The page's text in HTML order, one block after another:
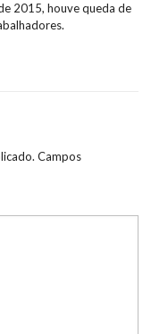
2015, houve queda de
Campos